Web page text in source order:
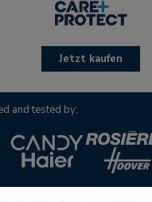
Jetzt kaufen
and tested by: